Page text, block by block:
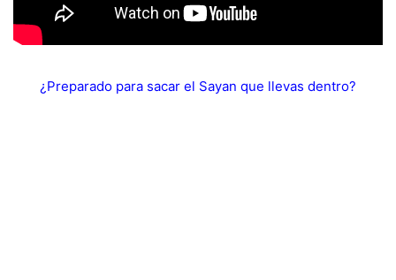
¿Preparado para sacar el Sayan que llevas dentro?